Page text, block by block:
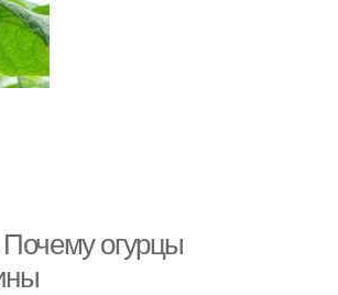
Почему огурцы